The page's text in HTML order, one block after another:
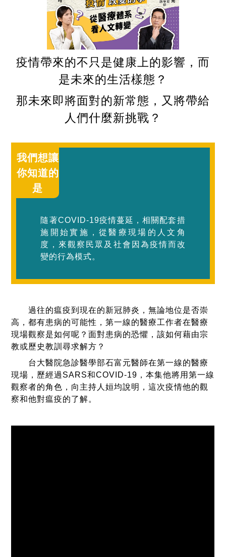
疫情帶來的不只是健康上的影響，而
是未來的生活樣態？
那未來即將面對的新常態，又將帶給
人們什麼新挑戰？
我們想讓
你知道的
是
隨著COVID-19疫情蔓延，相關配套措
施開始實施，從醫療現場的人文角
度，來觀察民眾及社會因為疫情而改
變的行為模式。
過往的瘟疫到現在的新冠肺炎，無論地位是否崇
高，都有患病的可能性，第一線的醫療工作者在醫療
現場觀察是如何呢？面對患病的恐懼，該如何藉由宗
教或歷史教訓尋求解方？
台大醫院急診醫學部石富元醫師在第一線的醫療
現場，歷經過SARS和COVID-19，本集他將用第一線
觀察者的角色，向主持人姮均說明，這次疫情他的觀
察和他對瘟疫的了解。